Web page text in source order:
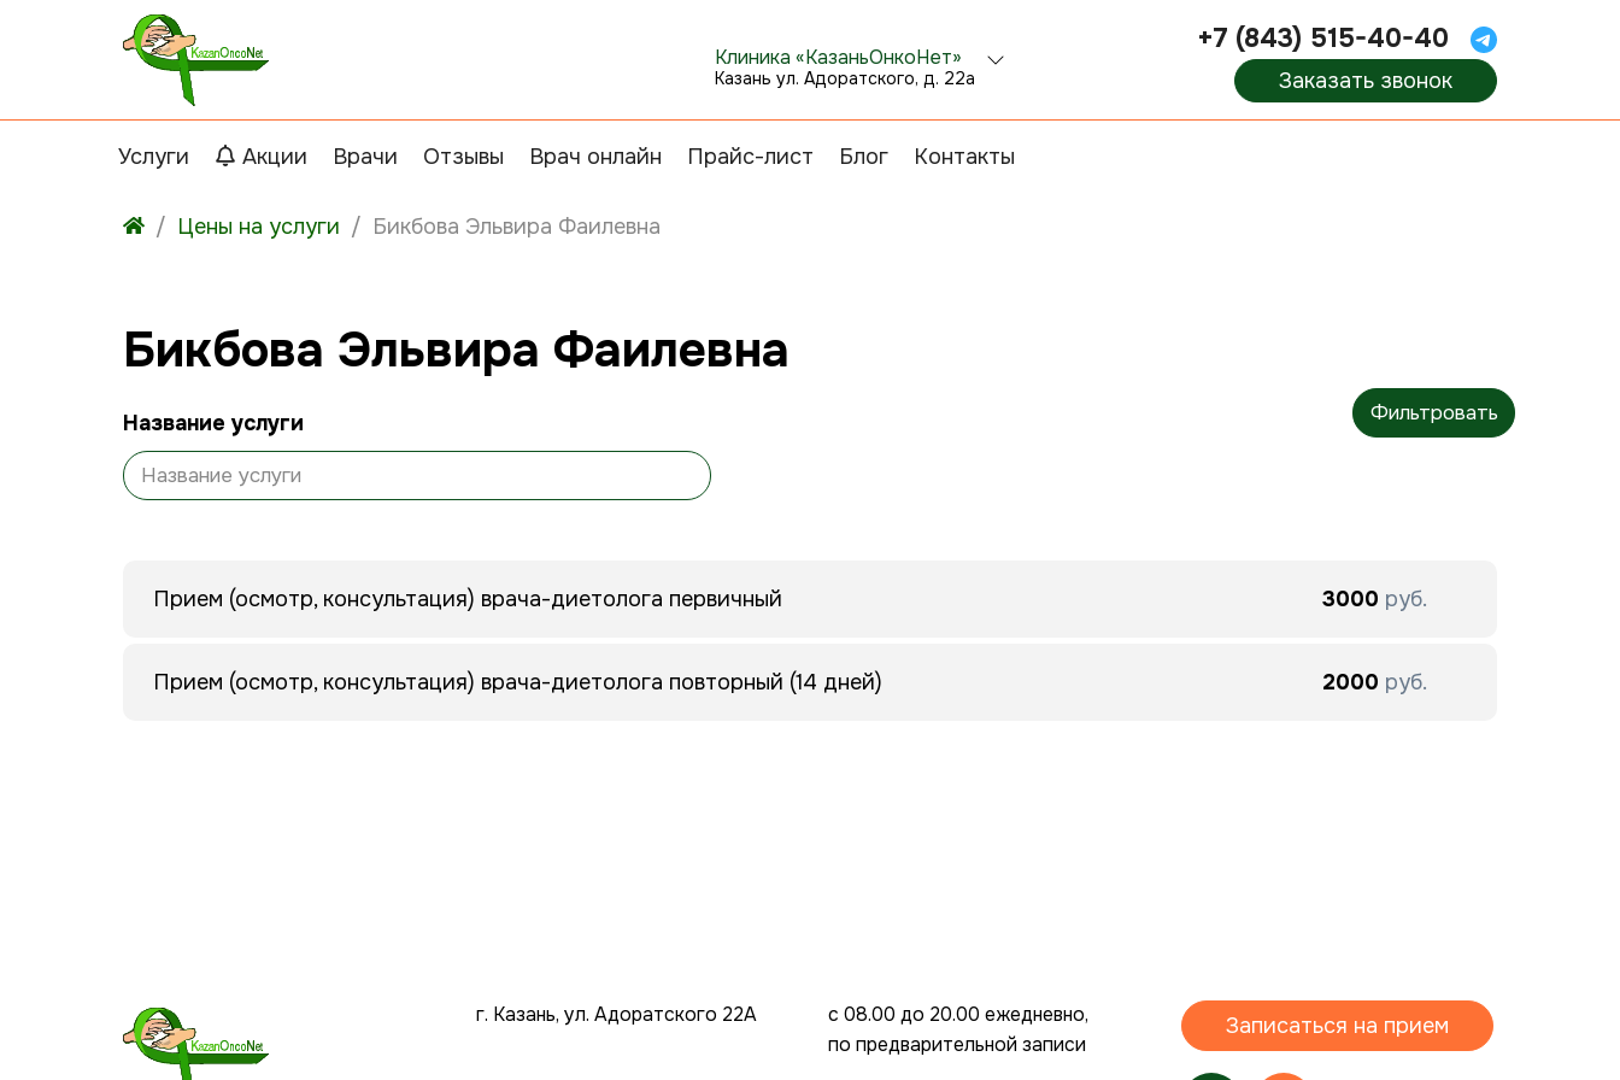
Клиника «КазаньОнкоНет»
Казань ул. Адоратского, д. 22а
+7 (843) 515-40-40
Заказать звонок
Услуги Акции Врачи Отзывы Врач онлайн Прайс-лист Блог Контакты
Цены на услуги Бикбова Эльвира Фаилевна
Бикбова Эльвира Фаилевна
Название услуги Фильтровать
Прием (осмотр, консультация) врача-диетолога первичный 3000 руб.
Прием (осмотр, консультация) врача-диетолога повторный (14 дней) 2000 руб.
г. Казань, ул. Адоратского 22А
с 08.00 до 20.00 ежедневно,
по предварительной записи
Записаться на прием